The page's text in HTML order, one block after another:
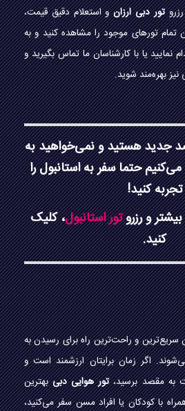
تور دبی ارزانو استعلام دقیق قیمت،
تمام تورهای موجود را مشاهده کنید و به
نمایید یا با کارشناسان ما تماس بگیرید و
بهره‌مند شوید.
جدید هستید و نمی‌خواهید به
حتما سفر به استانبول را
تجربه کنید!
و رزروتور استانبول، کلیک
کنید.
سریع‌ترین و راحت‌ترین راه برای رسیدن به
اگر زمان برایتان ارزشمند است و
به مقصد برسید،تور هوایی دبیبهترین
با کودکان یا افراد مسن سفر می‌کنید،